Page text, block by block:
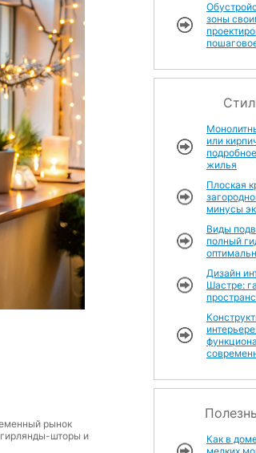
рынок
гирлянды-шторы и
зоны
или
жилья
Плоская
минусы
Виды
полный
Дизайн
Шастре:
Как в